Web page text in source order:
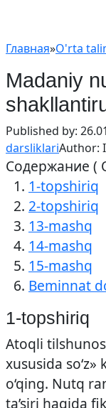
Главная»O'rta
Madaniy
Published by:
darsliklariAuthor:
Содержание (
1-topshiriq
2-topshiriq
13-mashq
14-mashq
15-mashq
Beminnat
1-topshiriq
Atoqli
xususida
o‘qing. Nutq
ta’siri haqida